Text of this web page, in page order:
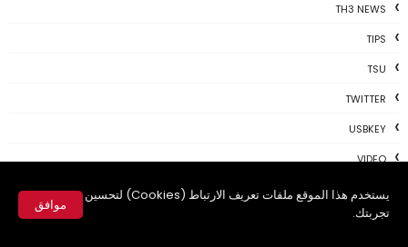
يستخدم هذا الموقع ملفات تعريف الارتباط (Cookies) لتحسين
تجربتك.
موافق
TH3 NEWS
TIPS
TSU
TWITTER
USBKEY
VIDEO
WHATSAPP
WIFI